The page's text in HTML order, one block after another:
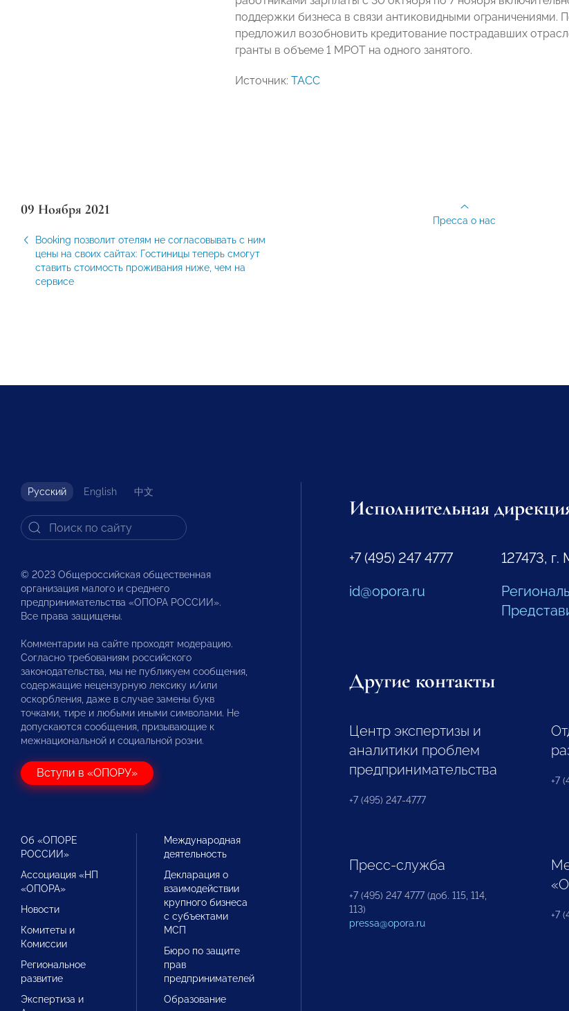
поддержки бизнеса в связи антиковидными
предложил возобновить кредитование пострадавших
гранты в объеме 1 МРОТ на одного занятого.
Источник: ТАСС
09 Ноября 2021
Booking позволит отелям не согласовывать с ним
цены на своих сайтах: Гостиницы теперь смогут
ставить стоимость проживания ниже, чем на
сервисе
Пресса о нас
Русский English 中文
© 2023 Общероссийская общественная
организация малого и среднего
предпринимательства «ОПОРА РОССИИ».
Все права защищены.
Комментарии на сайте проходят модерацию.
Согласно требованиям российского
законодательства, мы не публикуем сообщения,
содержащие нецензурную лексику и/или
оскорбления, даже в случае замены букв
точками, тире и любыми иными символами. Не
допускаются сообщения, призывающие к
межнациональной и социальной розни.
Вступи в «ОПОРУ»
Об «ОПОРЕ
РОССИИ»
Ассоциация «НП
«ОПОРА»
Новости
Комитеты и
Комиссии
Региональное
развитие
Экспертиза и
Международная
деятельность
Декларация о
взаимодействии
крупного бизнеса
с субъектами
МСП
Бюро по защите
прав
предпринимателей
Образование
Исполнительная
+7 (495) 247 4777
id@opora.ru
127473,
Другие контакты
Центр экспертизы и
аналитики проблем
предпринимательства
+7 (495) 247-4777
+7
Пресс-служба
+7 (495) 247 4777 (доб. 115, 114,
113)
pressa@opora.ru
+7